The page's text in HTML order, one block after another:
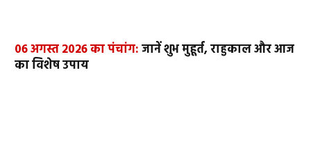
06 अगस्त 2026 का पंचांग:जानें शुभ मुहूर्त, राहुकाल और आज
का विशेष उपाय